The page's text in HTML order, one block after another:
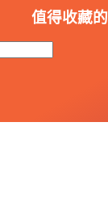
值得收藏的